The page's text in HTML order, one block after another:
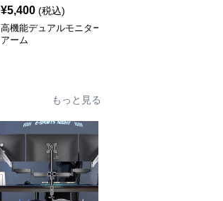
¥5,400 (税込)
高機能デュアルモニター
アーム
もっと見る